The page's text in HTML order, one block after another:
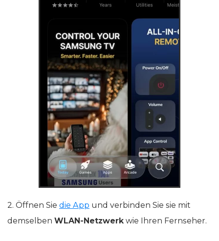
2. Öffnen Sie die App und verbinden Sie sie mit
demselben WLAN-Netzwerk wie Ihren Fernseher.